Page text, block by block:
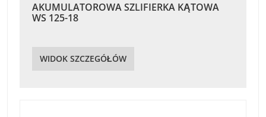
AKUMULATOROWA SZLIFIERKA KĄTOWA
WS 125-18
WIDOK SZCZEGÓŁÓW